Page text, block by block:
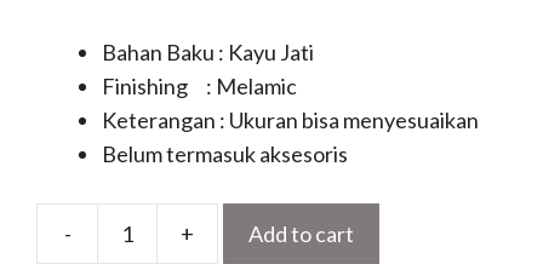
Bahan Baku : Kayu Jati
Finishing : Melamic
Keterangan : Ukuran bisa menyesuaikan
Belum termasuk aksesoris
-
Pintu
+ Add to cart